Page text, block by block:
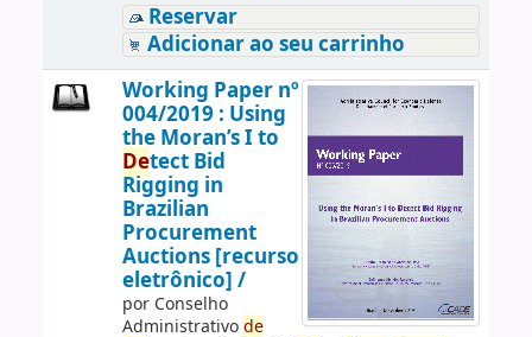
Reservar
Adicionar ao seu carrinho
Working Paper nº
004/2019 : Using
the Moran’s I to
Detect Bid
Rigging in
Brazilian
Procurement
Auctions [recurso
eletrônico] /
por Conselho
Administrativode